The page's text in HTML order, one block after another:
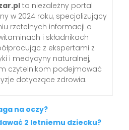
to niezależny portal
w 2024 roku, specjalizujący
rzetelnych informacji o
i składnikach
z ekspertami z
i medycyny naturalnej,
czytelnikom podejmować
dotyczące zdrowia.
na oczy?
2 letniemu dziecku?